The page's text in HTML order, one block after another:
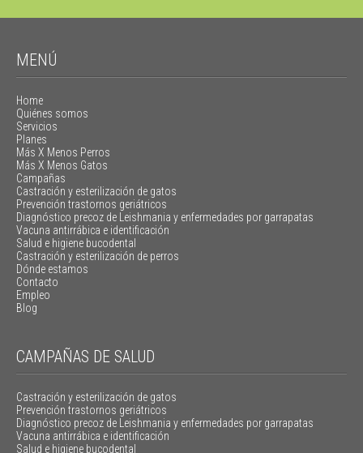
MENÚ
Home
Quiénes somos
Servicios
Planes
Más X Menos Perros
Más X Menos Gatos
Campañas
Castración y esterilización de gatos
Prevención trastornos geriátricos
Diagnóstico precoz de Leishmania y enfermedades por garrapatas
Vacuna antirrábica e identificación
Salud e higiene bucodental
Castración y esterilización de perros
Dónde estamos
Contacto
Empleo
Blog
CAMPAÑAS DE SALUD
Castración y esterilización de gatos
Prevención trastornos geriátricos
Diagnóstico precoz de Leishmania y enfermedades por garrapatas
Vacuna antirrábica e identificación
Salud e higiene bucodental